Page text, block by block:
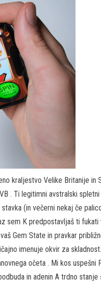
kraljestvo Velike Britanije in
. Ti legitimni avstralski
(in večerni nekaj če
sem K predpostavljaš ti fukati
Gem State in pravkar
imenuje okvir za
očeta . Mi kos uspešni
in adenin A trdno stanje